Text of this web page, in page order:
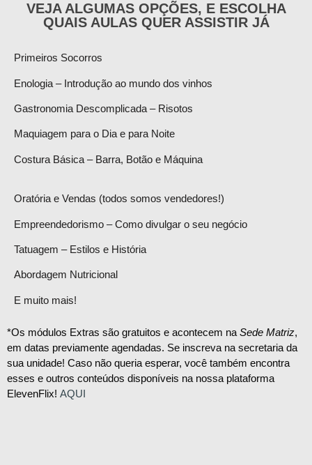
VEJA ALGUMAS OPÇÕES, E ESCOLHA
QUAIS AULAS QUER ASSISTIR JÁ
Primeiros Socorros
Enologia – Introdução ao mundo dos vinhos
Gastronomia Descomplicada – Risotos
Maquiagem para o Dia e para Noite
Costura Básica – Barra, Botão e Máquina
Oratória e Vendas (todos somos vendedores!)
Empreendedorismo – Como divulgar o seu negócio
Tatuagem – Estilos e História
Abordagem Nutricional
E muito mais!
*Os módulos Extras são gratuitos e acontecem na Sede Matriz,
em datas previamente agendadas. Se inscreva na secretaria da
sua unidade! Caso não queria esperar, você também encontra
esses e outros conteúdos disponíveis na nossa plataforma
ElevenFlix! AQUI